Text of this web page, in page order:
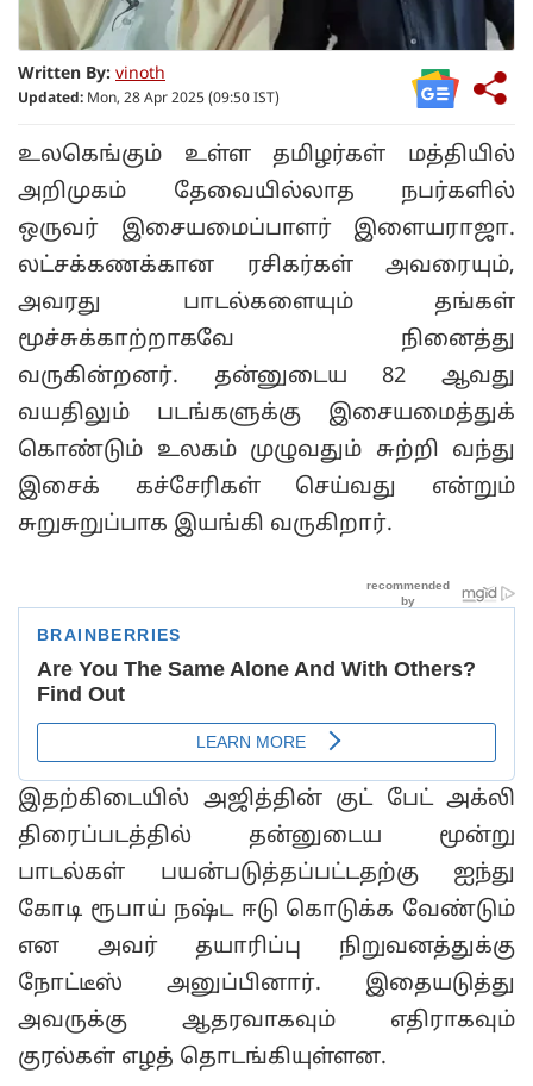
Written By: vinoth
Updated: Mon, 28 Apr 2025 (09:50 IST)
உலகெங்கும் உள்ள தமிழர்கள் மத்தியில்
அறிமுகம் தேவையில்லாத நபர்களில்
ஒருவர் இசையமைப்பாளர் இளையராஜா.
லட்சக்கணக்கான ரசிகர்கள் அவரையும்,
அவரது பாடல்களையும் தங்கள்
மூச்சுக்காற்றாகவே நினைத்து
வருகின்றனர். தன்னுடைய 82 ஆவது
வயதிலும் படங்களுக்கு இசையமைத்துக்
கொண்டும் உலகம் முழுவதும் சுற்றி வந்து
இசைக் கச்சேரிகள் செய்வது என்றும்
சுறுசுறுப்பாக இயங்கி வருகிறார்.
இதற்கிடையில் அஜித்தின் குட் பேட் அக்லி
திரைப்படத்தில் தன்னுடைய மூன்று
பாடல்கள் பயன்படுத்தப்பட்டதற்கு ஐந்து
கோடி ரூபாய் நஷ்ட ஈடு கொடுக்க வேண்டும்
என அவர் தயாரிப்பு நிறுவனத்துக்கு
நோட்டீஸ் அனுப்பினார். இதையடுத்து
அவருக்கு ஆதரவாகவும் எதிராகவும்
குரல்கள் எழத் தொடங்கியுள்ளன.